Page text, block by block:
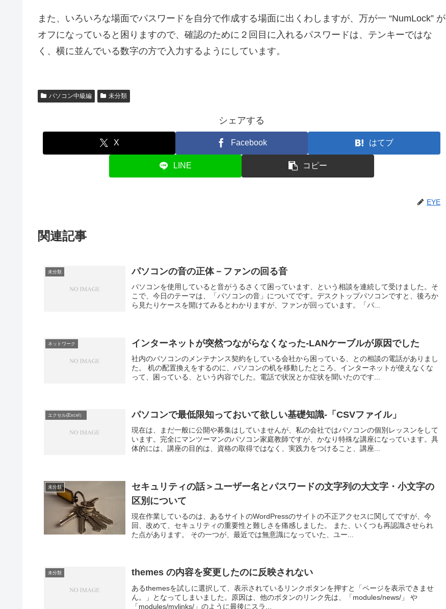
また、いろいろな場面でパスワードを自分で作成する場面に出くわしますが、万が一 “NumLock” が
オフになっていると困りますので、確認のために２回目に入れるパスワードは、テンキーではな
く、横に並んでいる数字の方で入力するようにしています。
パソコン中級編 未分類
シェアする
X Facebook はてブ
LINE コピー
EYE
関連記事
未分類 パソコンの音の正体－ファンの回る音
パソコンを使用していると音がうるさくて困っています、という相談を連続して受けました。そ
こで、今日のテーマは、「パソコンの音」についてです。デスクトップパソコンですと、後ろか
ら見たりケースを開けてみるとわかりますが、ファンが回っています。「パ...
ネットワーク インターネットが突然つながらなくなった-LANケーブルが原因でした
社内のパソコンのメンテナンス契約をしている会社から困っている、との相談の電話がありまし
た。 机の配置換えをするのに、パソコンの机を移動したところ、インターネットが使えなくな
って、困っている、という内容でした。電話で状況とか症状を聞いたのです...
エクセル(Excel） パソコンで最低限知っておいて欲しい基礎知識-「CSVファイル」
現在は、まだ一般に公開や募集はしていませんが、私の会社ではパソコンの個別レッスンをして
います。完全にマンツーマンのパソコン家庭教師ですが、かなり特殊な講座になっています。具
体的には、講座の目的は、資格の取得ではなく、実践力をつけること、講座...
未分類
セキュリティの話＞ユーザー名とパスワードの文字列の大文字・小文字の
区別について
現在作業しているのは、あるサイトのWordPressのサイトの不正アクセスに関してですが、今
回、改めて、セキュリティの重要性と難しさを痛感しました。 また、いくつも再認識させられ
た点があります。 その一つが、最近では無意識になっていた、ユー...
未分類 themes の内容を変更したのに反映されない
あるthemesを試しに選択して、表示されているリンクボタンを押すと「ページを表示できませ
ん。」となってしまいました。原因は、他のボタンのリンク先は、「modules/news/」 や
「modules/mylinks/」のように最後にスラ...